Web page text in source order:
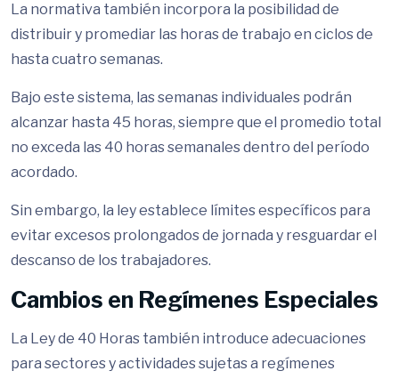
La normativa también incorpora la posibilidad de
distribuir y promediar las horas de trabajo en ciclos de
hasta cuatro semanas.
Bajo este sistema, las semanas individuales podrán
alcanzar hasta 45 horas, siempre que el promedio total
no exceda las 40 horas semanales dentro del período
acordado.
Sin embargo, la ley establece límites específicos para
evitar excesos prolongados de jornada y resguardar el
descanso de los trabajadores.
Cambios en Regímenes Especiales
La Ley de 40 Horas también introduce adecuaciones
para sectores y actividades sujetas a regímenes